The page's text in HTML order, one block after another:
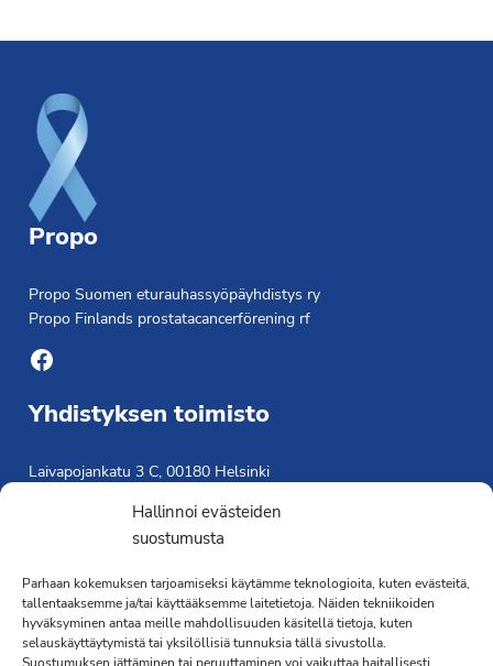
Hallinnoi evästeiden
suostumusta
Parhaan kokemuksen tarjoamiseksi käytämme teknologioita, kuten evästeitä,
tallentaaksemme ja/tai käyttääksemme laitetietoja. Näiden tekniikoiden
hyväksyminen antaa meille mahdollisuuden käsitellä tietoja, kuten
selauskäyttäytymistä tai yksilöllisiä tunnuksia tällä sivustolla.
Propo
Propo Suomen eturauhassyöpäyhdistys ry
Propo Finlands prostatacancerförening rf
Facebook
Yhdistyksen toimisto
Laivapojankatu 3 C, 00180 Helsinki
Saavutettavuusseloste »
Toiminnanjohtaja
Kimmo Järvinen
Terveydenhoitaja
041 501 4176